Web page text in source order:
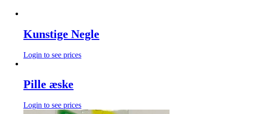
Kunstige Negle
Login to see prices
Pille æske
Login to see prices